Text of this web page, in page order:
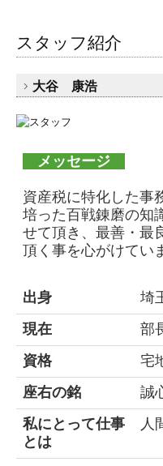
スタッフ紹介
大谷 康浩
メッセージ
資産税に特化した事
培った百戦錬磨の知
せて頂き、最善・最
頂く事を心がけてい
出身
埼
現在
部
資格
宅
座右の銘
誠
私にとって仕事
とは
人